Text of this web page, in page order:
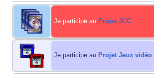
Je participe au Projet JCC.
Je participe au Projet Jeux vidéo.